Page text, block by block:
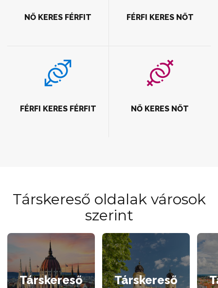
NŐ KERES FÉRFIT FÉRFI KERES NŐT
FÉRFI KERES FÉRFIT NŐ KERES NŐT
Társkereső oldalak városok
szerint
Társkereső
Társkereső